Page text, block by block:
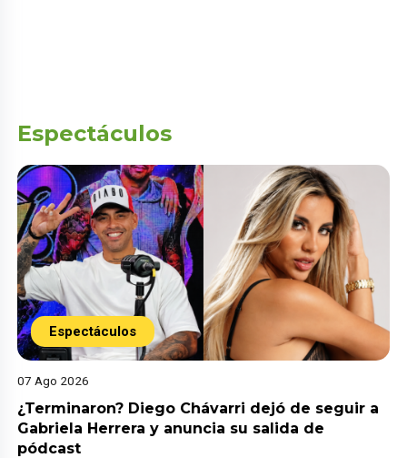
Espectáculos
Espectáculos
07 Ago 2026
¿Terminaron? Diego Chávarri dejó de seguir a
Gabriela Herrera y anuncia su salida de
pódcast